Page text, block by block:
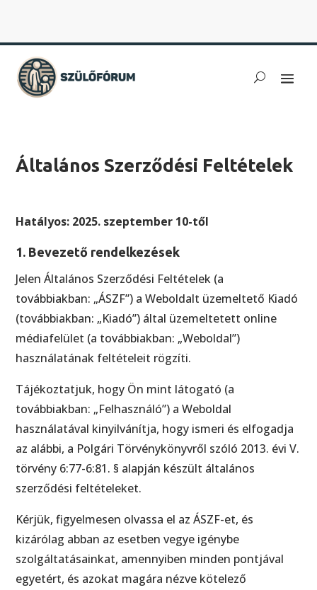
Általános Szerződési Feltételek
Hatályos: 2025. szeptember 10-től
1. Bevezető rendelkezések
Jelen Általános Szerződési Feltételek (a
továbbiakban: „ÁSZF”) a Weboldalt üzemeltető Kiadó
(továbbiakban: „Kiadó”) által üzemeltetett online
médiafelület (a továbbiakban: „Weboldal”)
használatának feltételeit rögzíti.
Tájékoztatjuk, hogy Ön mint látogató (a
továbbiakban: „Felhasználó”) a Weboldal
használatával kinyilvánítja, hogy ismeri és elfogadja
az alábbi, a Polgári Törvénykönyvről szóló 2013. évi V.
törvény 6:77-6:81. § alapján készült általános
szerződési feltételeket.
Kérjük, figyelmesen olvassa el az ÁSZF-et, és
kizárólag abban az esetben vegye igénybe
szolgáltatásainkat, amennyiben minden pontjával
egyetért, és azokat magára nézve kötelező